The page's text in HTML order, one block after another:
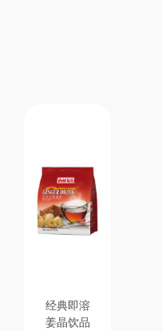
经典即溶
姜晶饮品